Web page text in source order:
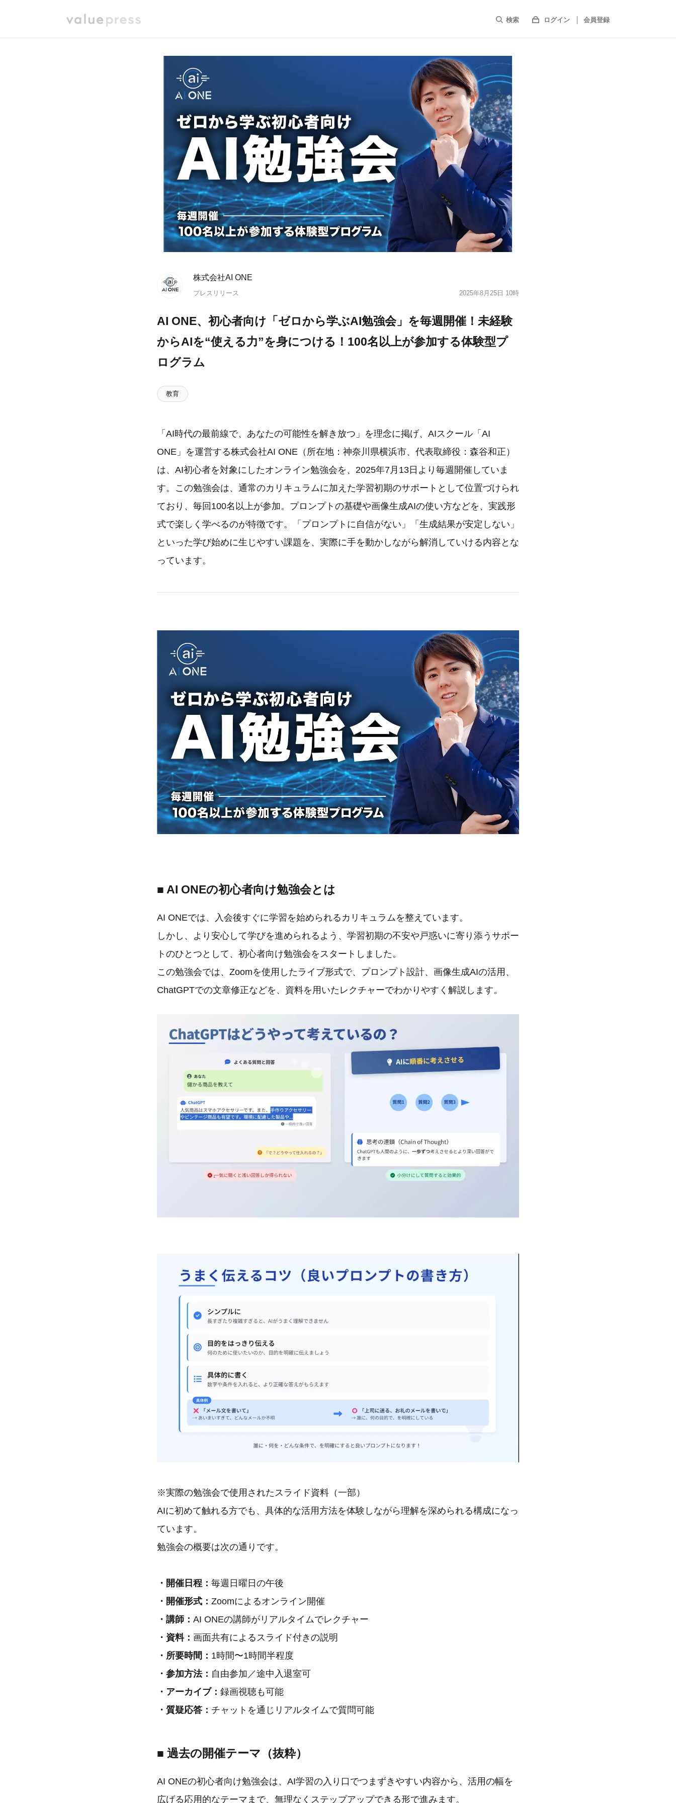
検索 ログイン 会員登録
株式会社AI ONE
プレスリリース 2025年8月25日 10時
AI ONE、初心者向け「ゼロから学ぶAI勉強会」を毎週開催！未経験
からAIを“使える力”を身につける！100名以上が参加する体験型プ
ログラム
教育
「AI時代の最前線で、あなたの可能性を解き放つ」を理念に掲げ、AIスクール「AI
ONE」を運営する株式会社AI ONE（所在地：神奈川県横浜市、代表取締役：森谷和正）
は、AI初心者を対象にしたオンライン勉強会を、2025年7月13日より毎週開催していま
す。この勉強会は、通常のカリキュラムに加えた学習初期のサポートとして位置づけられ
ており、毎回100名以上が参加。プロンプトの基礎や画像生成AIの使い方などを、実践形
式で楽しく学べるのが特徴です。「プロンプトに自信がない」「生成結果が安定しない」
といった学び始めに生じやすい課題を、実際に手を動かしながら解消していける内容とな
っています。
■ AI ONEの初心者向け勉強会とは
AI ONEでは、入会後すぐに学習を始められるカリキュラムを整えています。
しかし、より安心して学びを進められるよう、学習初期の不安や戸惑いに寄り添うサポー
トのひとつとして、初心者向け勉強会をスタートしました。
この勉強会では、Zoomを使用したライブ形式で、プロンプト設計、画像生成AIの活用、
ChatGPTでの文章修正などを、資料を用いたレクチャーでわかりやすく解説します。
※実際の勉強会で使用されたスライド資料（一部）
AIに初めて触れる方でも、具体的な活用方法を体験しながら理解を深められる構成になっ
ています。
勉強会の概要は次の通りです。
・開催日程： 毎週日曜日の午後
・開催形式： Zoomによるオンライン開催
・講師： AI ONEの講師がリアルタイムでレクチャー
・資料： 画面共有によるスライド付きの説明
・所要時間： 1時間〜1時間半程度
・参加方法： 自由参加／途中入退室可
・アーカイブ： 録画視聴も可能
・質疑応答： チャットを通じリアルタイムで質問可能
■ 過去の開催テーマ（抜粋）
AI ONEの初心者向け勉強会は、AI学習の入り口でつまずきやすい内容から、活用の幅を
広げる応用的なテーマまで、無理なくステップアップできる形で進みます。